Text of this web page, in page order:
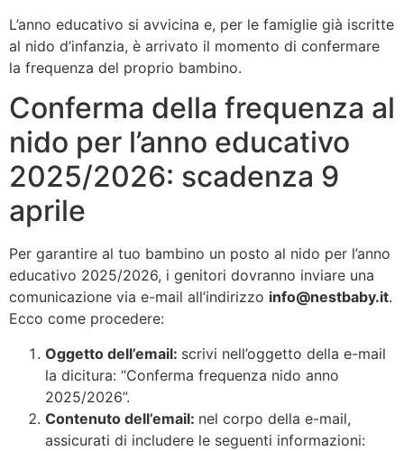
L’anno educativo si avvicina e, per le famiglie già iscritte
al nido d’infanzia, è arrivato il momento di confermare
la frequenza del proprio bambino.
Conferma della frequenza al
nido per l’anno educativo
2025/2026: scadenza 9
aprile
Per garantire al tuo bambino un posto al nido per l’anno
educativo 2025/2026, i genitori dovranno inviare una
comunicazione via e-mail all’indirizzo info@nestbaby.it.
Ecco come procedere:
Oggetto dell’email: scrivi nell’oggetto della e-mail
la dicitura: “Conferma frequenza nido anno
2025/2026”.
Contenuto dell’email: nel corpo della e-mail,
assicurati di includere le seguenti informazioni: